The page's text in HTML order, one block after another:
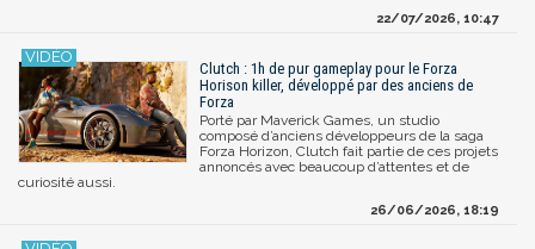
22/07/2026, 10:47
Clutch : 1h de pur gameplay pour le Forza
Horison killer, développé par des anciens de
Forza
Porté par Maverick Games, un studio
composé d’anciens développeurs de la saga
Forza Horizon, Clutch fait partie de ces projets
annoncés avec beaucoup d’attentes et de
curiosité aussi.
26/06/2026, 18:19